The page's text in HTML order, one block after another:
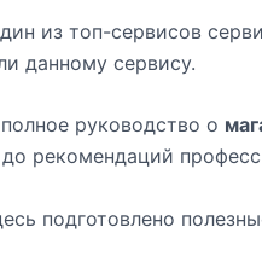
из топ-сервисов
данному сервису.
руководство о
рекомендаций
подготовлено